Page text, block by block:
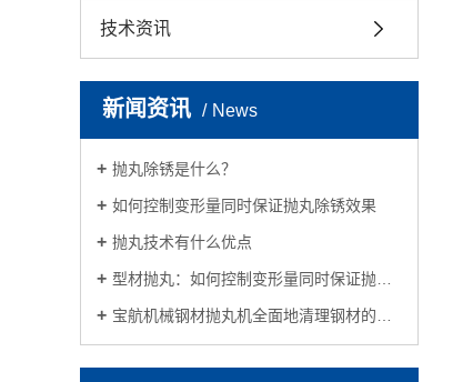
技术资讯
新闻资讯 News
抛丸除锈是什么？
如何控制变形量同时保证抛丸除锈效果
抛丸技术有什么优点
型材抛丸：如何控制变形量同时保证抛丸除锈效果
宝航机械钢材抛丸机全面地清理钢材的表面